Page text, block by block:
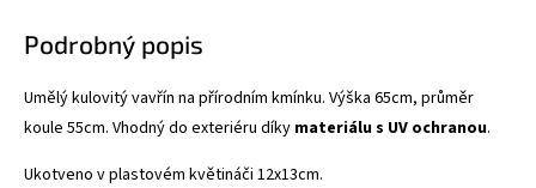
Podrobný popis
Umělý kulovitý vavřín na přírodním kmínku. Výška 65cm, průměr
koule 55cm. Vhodný do exteriéru díky materiálu s UV ochranou.
Ukotveno v plastovém květináči 12x13cm.